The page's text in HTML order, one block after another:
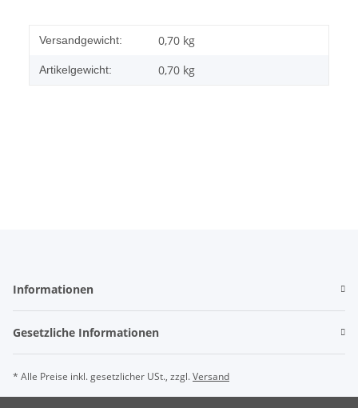
Versandgewicht: 0,70 kg
Artikelgewicht: 0,70 kg
Informationen
Gesetzliche Informationen
* Alle Preise inkl. gesetzlicher USt., zzgl.Versand